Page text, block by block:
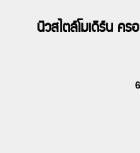
นิวสไตล์โมเดิร์น คร